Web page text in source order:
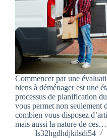
Commencer par une
biens à déménager est une
processus de planification
vous permet non seulement
combien vous disposez
mais aussi la nature de ces…
ls32hgdhdjkilsdi54